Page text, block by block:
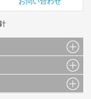
データ等）及びこれらの配
用を行うことは固く禁じて
された見解・感想です。